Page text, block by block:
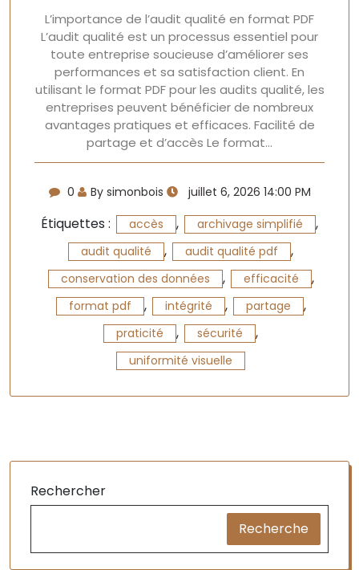
L’importance de l’audit qualité en format PDF
L’audit qualité est un processus essentiel pour
toute entreprise soucieuse d’améliorer ses
performances et sa satisfaction client. En
utilisant le format PDF pour les audits qualité, les
entreprises peuvent bénéficier de nombreux
avantages pratiques et efficaces. Facilité de
partage et d’accès Le format…
0 By simonbois juillet 6, 2026 14:00 PM
Étiquettes : accès , archivage simplifié ,
audit qualité , audit qualité pdf ,
conservation des données , efficacité ,
format pdf , intégrité , partage ,
praticité , sécurité ,
uniformité visuelle
Rechercher
Recherche